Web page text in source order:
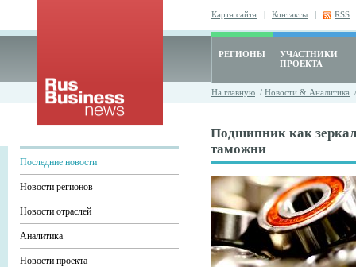
Карта сайта | Контакты | RSS
РЕГИОНЫ
УЧАСТНИКИ
ПРОЕКТА
На главную / Новости & Аналитика
Последние новости
Новости регионов
Новости отраслей
Аналитика
Новости проекта
Подшипник как
таможни